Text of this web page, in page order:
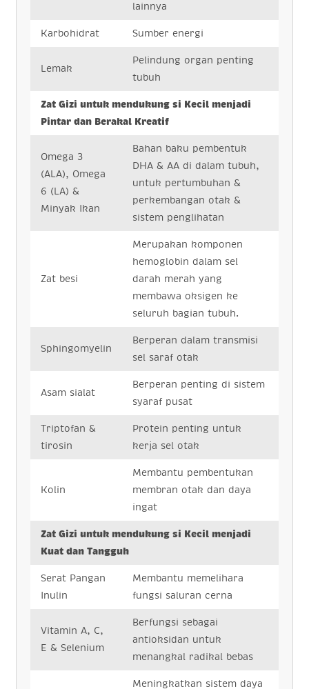
lainnya
Karbohidrat Sumber energi
Lemak
Pelindung organ penting
tubuh
Zat Gizi untuk mendukung si Kecil menjadi
Pintar dan Berakal Kreatif
Omega 3
(ALA), Omega
6 (LA) &
Minyak Ikan
Bahan baku pembentuk
DHA & AA di dalam tubuh,
untuk pertumbuhan &
perkembangan otak &
sistem penglihatan
Zat besi
Merupakan komponen
hemoglobin dalam sel
darah merah yang
membawa oksigen ke
seluruh bagian tubuh.
Sphingomyelin
Berperan dalam transmisi
sel saraf otak
Asam sialat
Berperan penting di sistem
syaraf pusat
Triptofan &
tirosin
Protein penting untuk
kerja sel otak
Kolin
Membantu pembentukan
membran otak dan daya
ingat
Zat Gizi untuk mendukung si Kecil menjadi
Kuat dan Tangguh
Serat Pangan
Inulin
Membantu memelihara
fungsi saluran cerna
Vitamin A, C,
E & Selenium
Berfungsi sebagai
antioksidan untuk
menangkal radikal bebas
Meningkatkan sistem daya